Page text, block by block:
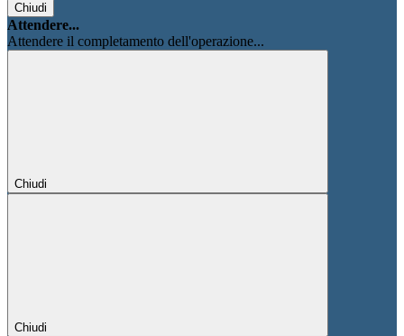
Chiudi
Attendere...
Attendere il completamento dell'operazione...
Chiudi
Chiudi